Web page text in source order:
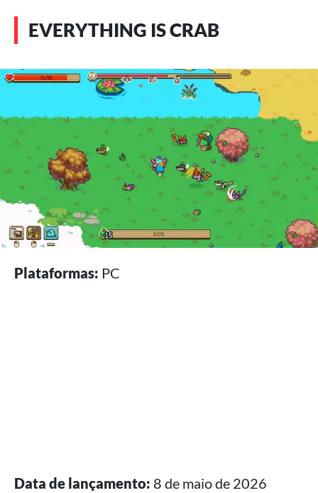
EVERYTHING IS CRAB
Plataformas: PC
Data de lançamento: 8 de maio de 2026